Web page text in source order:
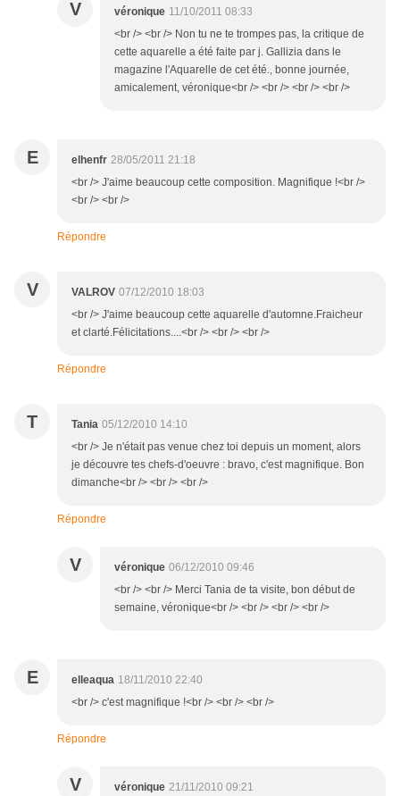
V véronique 11/10/2011 08:33
<br /> <br /> Non tu ne te trompes pas, la critique de
cette aquarelle a été faite par j. Gallizia dans le
magazine l'Aquarelle de cet été., bonne journée,
amicalement, véronique<br /> <br /> <br /> <br />
E elhenfr 28/05/2011 21:18
<br /> J'aime beaucoup cette composition. Magnifique !<br />
<br /> <br />
Répondre
V VALROV 07/12/2010 18:03
<br /> J'aime beaucoup cette aquarelle d'automne.Fraicheur
et clarté.Félicitations....<br /> <br /> <br />
Répondre
T Tania 05/12/2010 14:10
<br /> Je n'était pas venue chez toi depuis un moment, alors
je découvre tes chefs-d'oeuvre : bravo, c'est magnifique. Bon
dimanche<br /> <br /> <br />
Répondre
V véronique 06/12/2010 09:46
<br /> <br /> Merci Tania de ta visite, bon début de
semaine, véronique<br /> <br /> <br /> <br />
E elleaqua 18/11/2010 22:40
<br /> c'est magnifique !<br /> <br /> <br />
Répondre
V véronique 21/11/2010 09:21